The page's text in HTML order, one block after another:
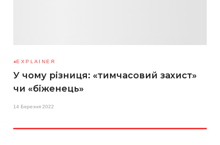
EXPLAINER
У чому різниця: «тимчасовий захист»
чи «біженець»
14 Березня 2022